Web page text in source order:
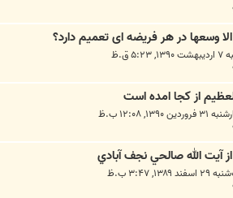
الا وسعها در هر فریضه ای تعمیم دارد؟
ق.ظ
از کجا امده است
۱۳۹۰, ۱۲:۰۸ ب.ظ
آيت الله صالحي نجف آبادي
۱۳۸۹, ۳:۴۷ ب.ظ